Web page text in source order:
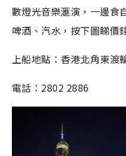
數燈光音樂滙演，一邊食
啤酒、汽水，按下圖睇價
上船地點：香港北角東渡
電話：2802 2886